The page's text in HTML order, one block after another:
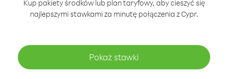
Kup pakiety środków lub plan taryfowy, aby cieszyć się
najlepszymi stawkami za minutę połączenia z Cypr.
Pokaż stawki